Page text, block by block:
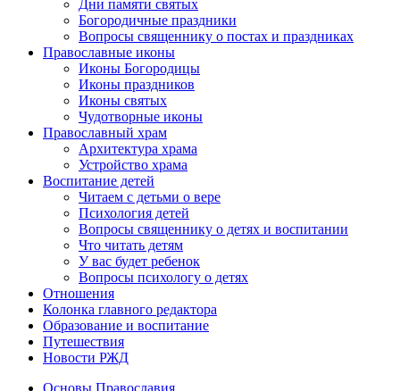
Дни памяти святых
Богородичные праздники
Вопросы священнику о постах и праздниках
Православные иконы
Иконы Богородицы
Иконы праздников
Иконы святых
Чудотворные иконы
Православный храм
Архитектура храма
Устройство храма
Воспитание детей
Читаем с детьми о вере
Психология детей
Вопросы священнику о детях и воспитании
Что читать детям
У вас будет ребенок
Вопросы психологу о детях
Отношения
Колонка главного редактора
Образование и воспитание
Путешествия
Новости РЖД